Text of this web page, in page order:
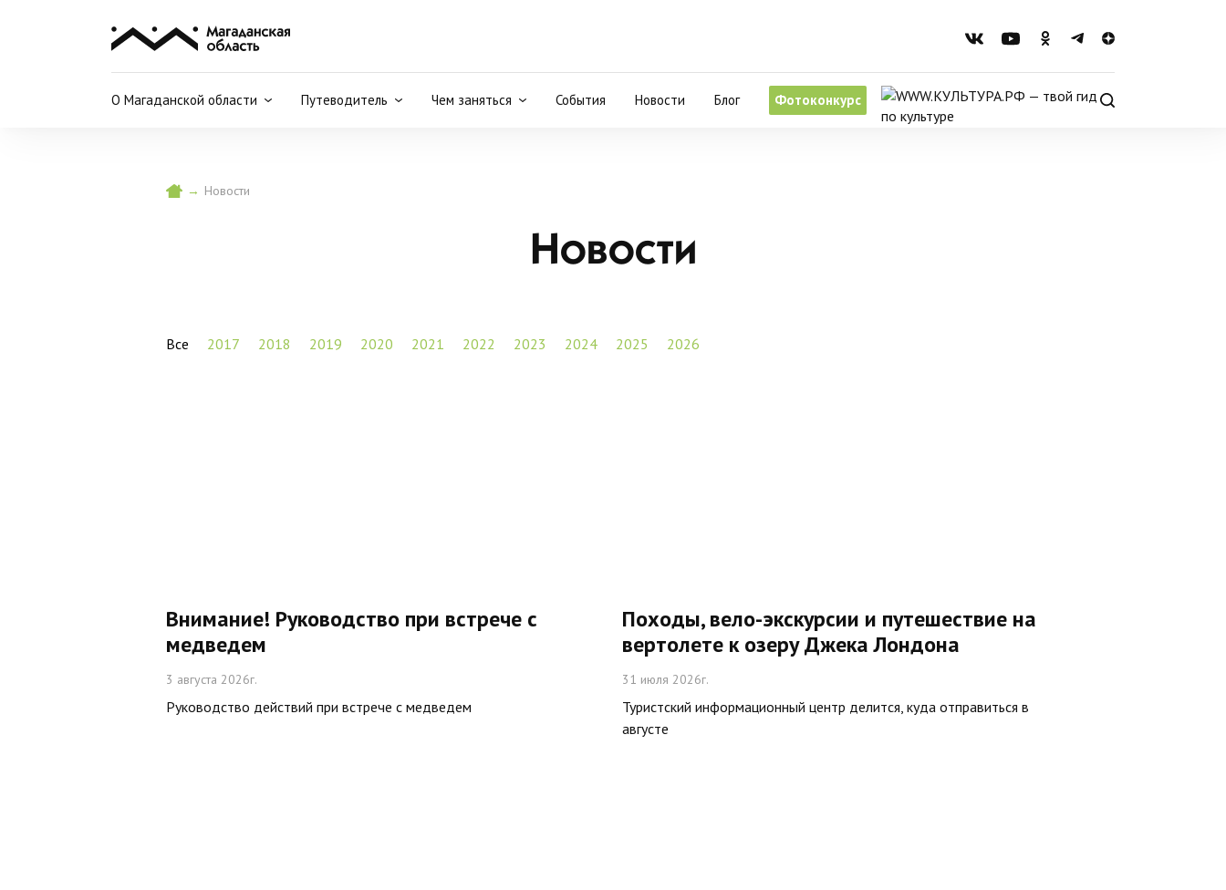
О Магаданской области Путеводитель Чем заняться События Новости Блог Фотоконкурс
→ Новости
Новости
Все 2017 2018 2019 2020 2021 2022 2023 2024 2025 2026
Внимание! Руководство при встрече с
медведем
3 августа 2026г.
Руководство действий при встрече с медведем
Походы, вело-экскурсии и путешествие на
вертолете к озеру Джека Лондона
31 июля 2026г.
Туристский информационный центр делится, куда отправиться в
августе